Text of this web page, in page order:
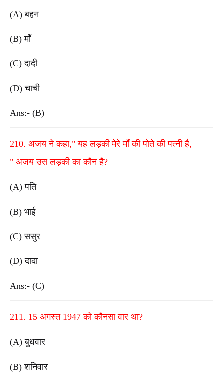
(A) बहन
(B) माँ
(C) दादी
(D) चाची
Ans:- (B)
210. अजय ने कहा," यह लड़की मेरे माँ की पोते की पत्नी है,
" अजय उस लड़की का कौन है?
(A) पति
(B) भाई
(C) ससुर
(D) दादा
Ans:- (C)
211. 15 अगस्त 1947 को कौनसा वार था?
(A) बुधवार
(B) शनिवार